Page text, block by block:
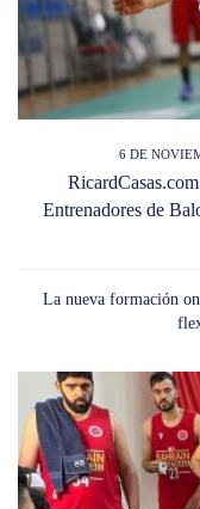
6 DE
Entrenadores de
La nueva formación